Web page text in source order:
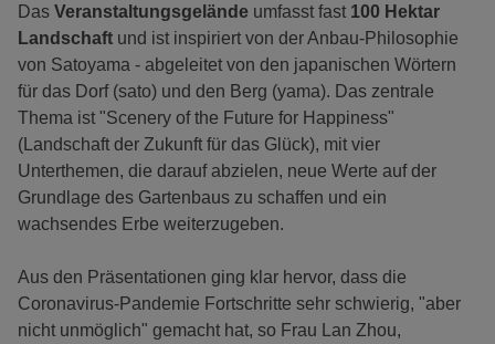
Das Veranstaltungsgelände umfasst fast 100 Hektar
Landschaft und ist inspiriert von der Anbau-Philosophie
von Satoyama - abgeleitet von den japanischen Wörtern
für das Dorf (sato) und den Berg (yama). Das zentrale
Thema ist "Scenery of the Future for Happiness"
(Landschaft der Zukunft für das Glück), mit vier
Unterthemen, die darauf abzielen, neue Werte auf der
Grundlage des Gartenbaus zu schaffen und ein
wachsendes Erbe weiterzugeben.
Aus den Präsentationen ging klar hervor, dass die
Coronavirus-Pandemie Fortschritte sehr schwierig, "aber
nicht unmöglich" gemacht hat, so Frau Lan Zhou,